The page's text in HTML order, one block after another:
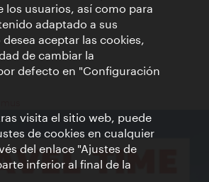
datos
los usuarios, así como para
adaptado a sus
aceptar las cookies,
de cambiar la
defecto en "Configuración
visita el sitio web, puede
de cookies en cualquier
del enlace "Ajustes de
inferior al final de la